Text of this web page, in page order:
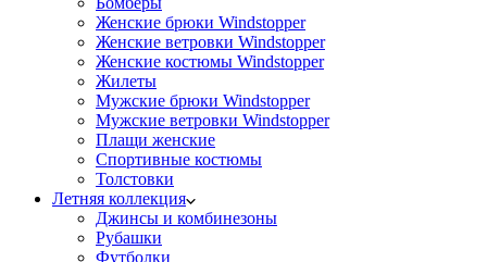
Женские брюки Windstopper
Женские ветровки Windstopper
Женские костюмы Windstopper
Жилеты
Мужские брюки Windstopper
Мужские ветровки Windstopper
Плащи женские
Спортивные костюмы
Толстовки
Летняя коллекция
Джинсы и комбинезоны
Рубашки
Футболки